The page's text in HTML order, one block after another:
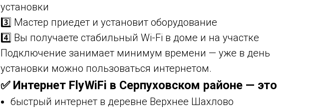
установки
3️⃣ Мастер приедет и установит оборудование
4️⃣ Вы получаете стабильный Wi-Fi в доме и на участке
Подключение занимает минимум времени — уже в день
установки можно пользоваться интернетом.
✅ Интернет FlyWiFi в Серпуховском районе — это
быстрый интернет в деревне Верхнее Шахлово